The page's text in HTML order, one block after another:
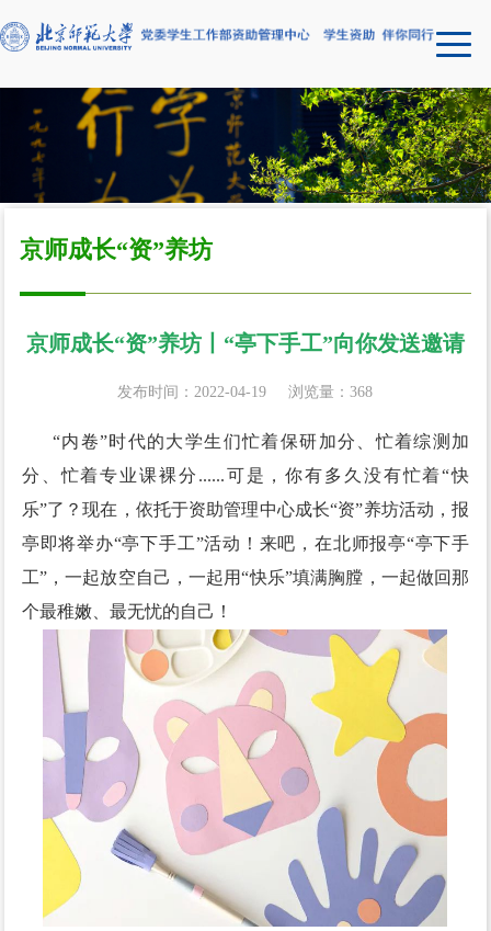
京师成长“资”养坊
京师成长“资”养坊丨“亭下手工”向你发送邀请
发布时间：2022-04-19 浏览量：368
“内卷”时代的大学生们忙着保研加分、忙着综测加
分、忙着专业课裸分......可是，你有多久没有忙着“快
乐”了？现在，依托于资助管理中心成长“资”养坊活动，报
亭即将举办“亭下手工”活动！来吧，在北师报亭“亭下手
工”，一起放空自己，一起用“快乐”填满胸膛，一起做回那
个最稚嫩、最无忧的自己！